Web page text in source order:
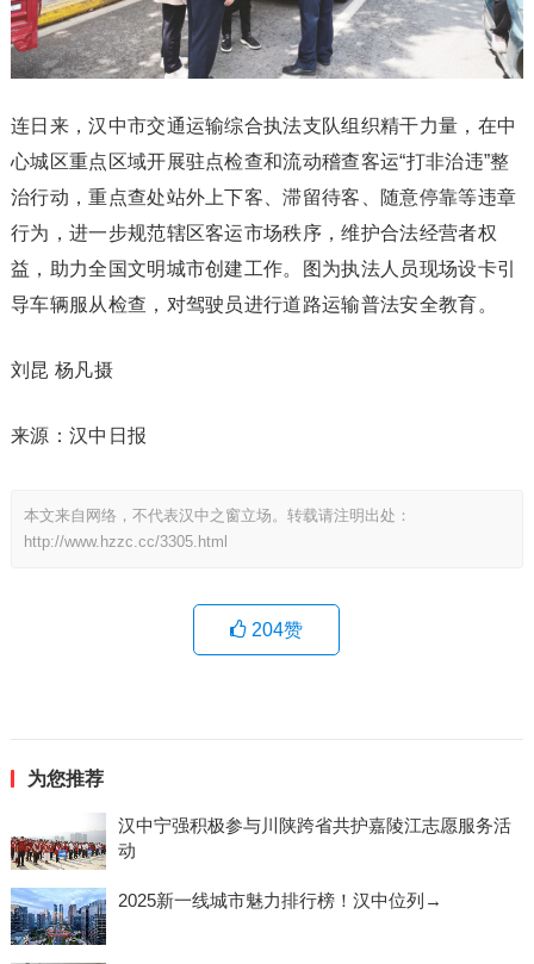
连日来，汉中市交通运输综合执法支队组织精干力量，在中
心城区重点区域开展驻点检查和流动稽查客运“打非治违”整
治行动，重点查处站外上下客、滞留待客、随意停靠等违章
行为，进一步规范辖区客运市场秩序，维护合法经营者权
益，助力全国文明城市创建工作。图为执法人员现场设卡引
导车辆服从检查，对驾驶员进行道路运输普法安全教育。
刘昆 杨凡摄
来源：汉中日报
本文来自网络，不代表汉中之窗立场。转载请注明出处：
http://www.hzzc.cc/3305.html
204赞
为您推荐
汉中宁强积极参与川陕跨省共护嘉陵江志愿服务活
动
2025新一线城市魅力排行榜！汉中位列→